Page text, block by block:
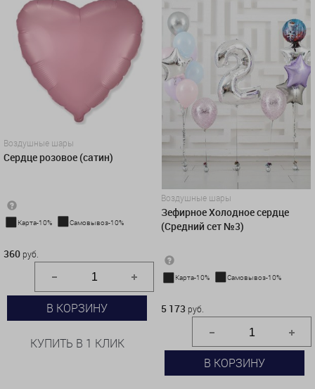
Воздушные шары
Сердце розовое (сатин)
Карта-10% Самовывоз-10%
360 руб.
В КОРЗИНУ
КУПИТЬ В 1 КЛИК
Воздушные шары
Зефирное Холодное сердце
(Средний сет №3)
Карта-10% Самовывоз-10%
5 173 руб.
В КОРЗИНУ